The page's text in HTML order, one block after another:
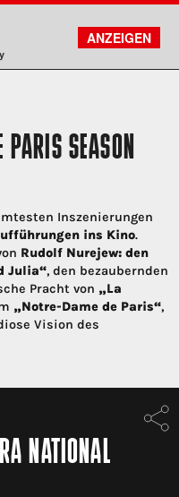
FILMSUCHE
KONTO
SEASON
Inszenierungen
ins Kino.
Rudolf Nurejew: den
Julia“, den bezaubernden
Pracht von „La
„Notre-Dame de Paris“,
Vision des
NATIONAL
ANZEIGEN